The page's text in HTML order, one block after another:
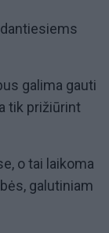
galima gauti
tik prižiūrint
o tai laikoma
galutiniam